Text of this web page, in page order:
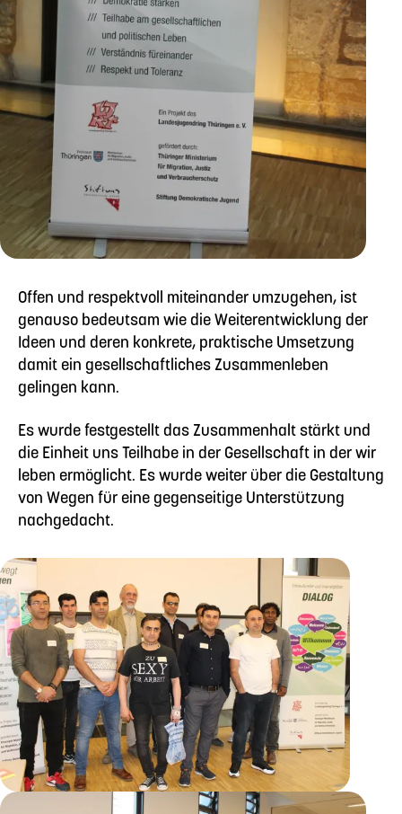
Offen und respektvoll miteinander umzugehen, ist
genauso bedeutsam wie die Weiterentwicklung der
Ideen und deren konkrete, praktische Umsetzung
damit ein gesellschaftliches Zusammenleben
gelingen kann.
Es wurde festgestellt das Zusammenhalt stärkt und
die Einheit uns Teilhabe in der Gesellschaft in der wir
leben ermöglicht. Es wurde weiter über die Gestaltung
von Wegen für eine gegenseitige Unterstützung
nachgedacht.